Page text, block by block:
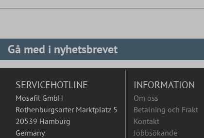
Gå med i nyhetsbrevet
SERVICEHOTLINE
Mosafil GmbH
Rothenburgsorter Marktplatz 5
20539 Hamburg
Germany
INFORMATION
Om oss
Betalning och Frakt
Kontakt
Jobbsökande